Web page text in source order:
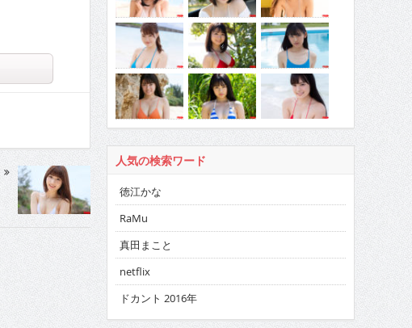
人気の検索ワード
徳江かな
RaMu
真田まこと
netflix
ドカント 2016年